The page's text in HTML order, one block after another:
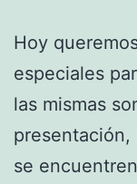
Hoy
especiales
las mismas
se